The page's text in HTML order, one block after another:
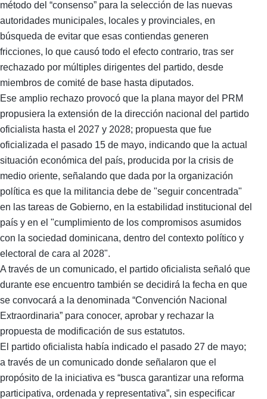
método del “consenso” para la selección de las nuevas
autoridades municipales, locales y provinciales, en
búsqueda de evitar que esas contiendas generen
fricciones, lo que causó todo el efecto contrario, tras ser
rechazado por múltiples dirigentes del partido, desde
miembros de comité de base hasta diputados.
Ese amplio rechazo provocó que la plana mayor del PRM
propusiera la extensión de la dirección nacional del partido
oficialista hasta el 2027 y 2028; propuesta que fue
oficializada el pasado 15 de mayo, indicando que la actual
situación económica del país, producida por la crisis de
medio oriente, señalando que dada por la organización
política es que la militancia debe de "seguir concentrada"
en las tareas de Gobierno, en la estabilidad institucional del
país y en el "cumplimiento de los compromisos asumidos
con la sociedad dominicana, dentro del contexto político y
electoral de cara al 2028".
A través de un comunicado, el partido oficialista señaló que
durante ese encuentro también se decidirá la fecha en que
se convocará a la denominada “Convención Nacional
Extraordinaria” para conocer, aprobar y rechazar la
propuesta de modificación de sus estatutos.
El partido oficialista había indicado el pasado 27 de mayo;
a través de un comunicado donde señalaron que el
propósito de la iniciativa es “busca garantizar una reforma
participativa, ordenada y representativa”, sin especificar